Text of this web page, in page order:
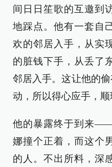
间日日笙歌的互邀到
地踩点。他有一套自
欢的邻居入手，从实
的脏钱下手，从丢了
邻居入手。这让他的
动，所以得心应手，顺
他的暴露终于到来
娜撞个正着，而这个
的人。不出所料，深